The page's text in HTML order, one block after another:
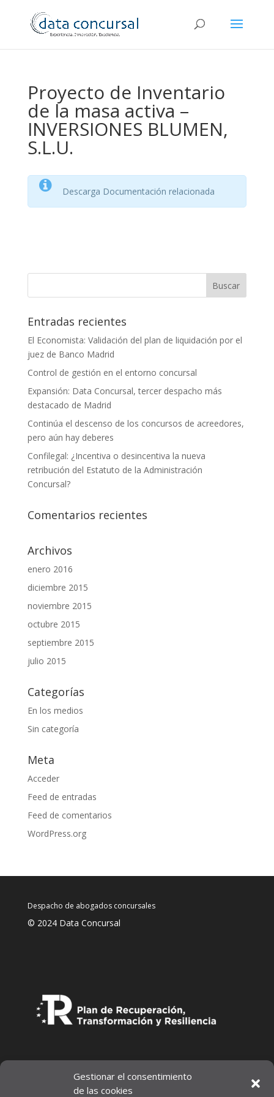
Gestionar el consentimiento
de las cookies
Proyecto de Inventario
de la masa activa –
INVERSIONES BLUMEN,
S.L.U.
Descarga Documentación relacionada
Entradas recientes
El Economista: Validación del plan de liquidación por el
juez de Banco Madrid
Control de gestión en el entorno concursal
Expansión: Data Concursal, tercer despacho más
destacado de Madrid
Continúa el descenso de los concursos de acreedores,
pero aún hay deberes
Confilegal: ¿Incentiva o desincentiva la nueva
retribución del Estatuto de la Administración
Concursal?
Comentarios recientes
Archivos
enero 2016
diciembre 2015
noviembre 2015
octubre 2015
septiembre 2015
julio 2015
Categorías
En los medios
Sin categoría
Meta
Acceder
Feed de entradas
Feed de comentarios
WordPress.org
Despacho de abogados concursales
© 2024 Data Concursal